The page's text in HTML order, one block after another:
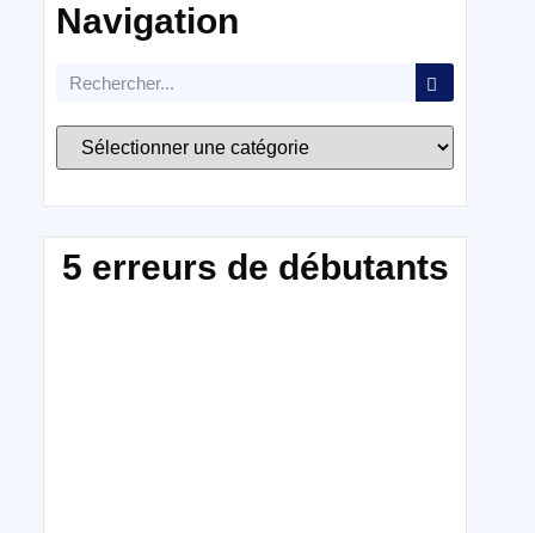
Navigation
5 erreurs de débutants